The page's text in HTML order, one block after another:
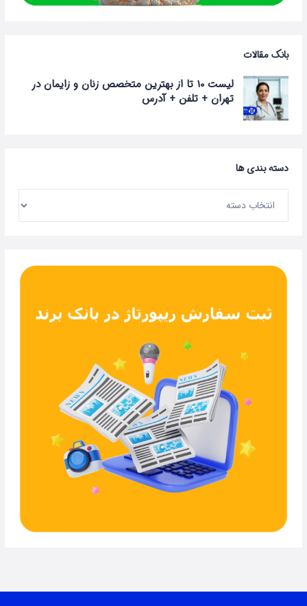
بانک مقالات
لیست 10 تا از بهترین متخصص زنان و زایمان در
تهران + تلفن + آدرس
دسته بندی ها